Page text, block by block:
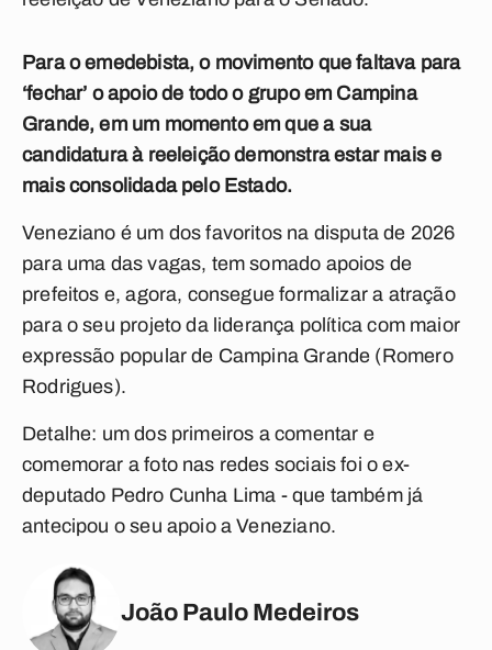
Para o emedebista, o movimento que faltava para
‘fechar’ o apoio de todo o grupo em Campina
Grande, em um momento em que a sua
candidatura à reeleição demonstra estar mais e
mais consolidada pelo Estado.
Veneziano é um dos favoritos na disputa de 2026
para uma das vagas, tem somado apoios de
prefeitos e, agora, consegue formalizar a atração
para o seu projeto da liderança política com maior
expressão popular de Campina Grande (Romero
Rodrigues).
Detalhe: um dos primeiros a comentar e
comemorar a foto nas redes sociais foi o ex-
deputado Pedro Cunha Lima - que também já
antecipou o seu apoio a Veneziano.
João Paulo Medeiros